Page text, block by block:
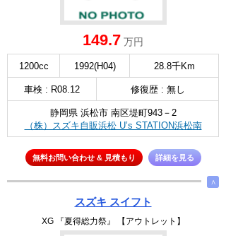
149.7 万円
1200cc 1992(H04) 28.8千Km
車検 : R08.12 修復歴 : 無し
静岡県 浜松市 南区堤町943－2
（株）スズキ自販浜松 U’s STATION浜松南
無料お問い合わせ & 見積もり 詳細を見る
∧
スズキ スイフト
XG 『夏得総力祭』 【アウトレット】